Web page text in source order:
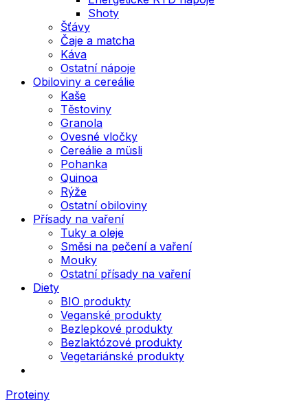
Shoty
Šťávy
Čaje a matcha
Káva
Ostatní nápoje
Obiloviny a cereálie
Kaše
Těstoviny
Granola
Ovesné vločky
Cereálie a müsli
Pohanka
Quinoa
Rýže
Ostatní obiloviny
Přísady na vaření
Tuky a oleje
Směsi na pečení a vaření
Mouky
Ostatní přísady na vaření
Diety
BIO produkty
Veganské produkty
Bezlepkové produkty
Bezlaktózové produkty
Vegetariánské produkty
Proteiny